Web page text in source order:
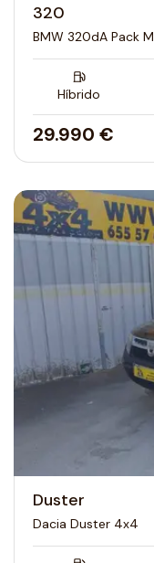
320
BMW 320dA Pack M
Híbrido
29.990 €
Duster
Dacia Duster 4x4